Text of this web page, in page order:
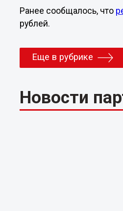
Ранее сообщалось, что
рублей.
Еще в рубрике
Новости